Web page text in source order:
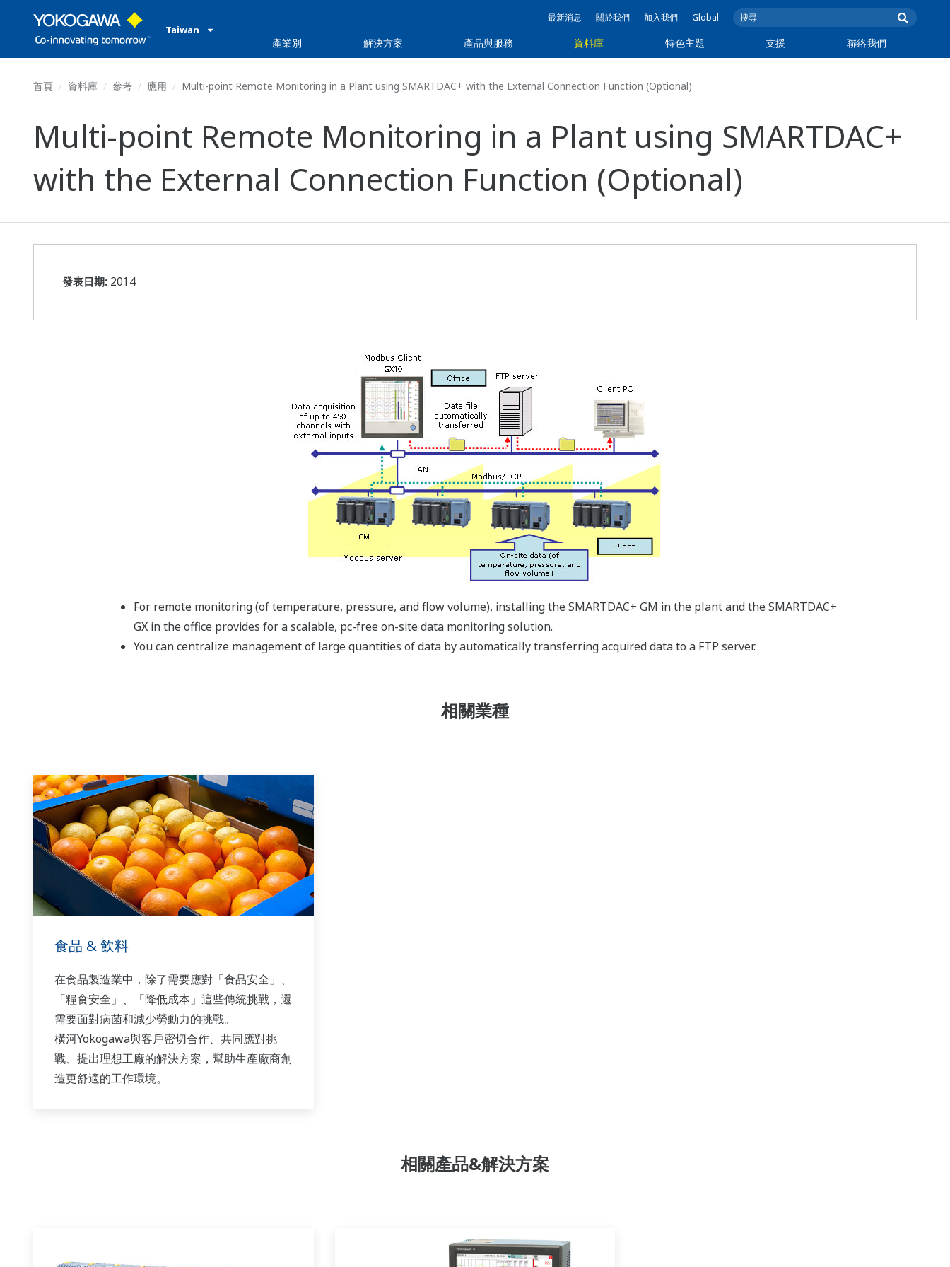
Taiwan
最新消息 關於我們 加入我們 Global
產業別 解決方案 產品與服務 資料庫 特色主題 支援 聯絡我們
首頁 資料庫 參考 應用 Multi-point Remote Monitoring in a Plant using SMARTDAC+ with the External Connection Function (Optional)
Multi-point Remote Monitoring in a Plant using SMARTDAC+
with the External Connection Function (Optional)
發表日期: 2014
For remote monitoring (of temperature, pressure, and flow volume), installing the SMARTDAC+ GM in the plant and the SMARTDAC+
GX in the office provides for a scalable, pc-free on-site data monitoring solution.
You can centralize management of large quantities of data by automatically transferring acquired data to a FTP server.
相關業種
食品 & 飲料
在食品製造業中，除了需要應對「食品安全」、
「糧食安全」、「降低成本」這些傳統挑戰，還
需要面對病菌和減少勞動力的挑戰。
橫河Yokogawa與客戶密切合作、共同應對挑
戰、提出理想工廠的解決方案，幫助生產廠商創
造更舒適的工作環境。
相關產品&解決方案